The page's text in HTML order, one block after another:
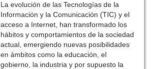
La evolución de las Tecnologías de la
Información y la Comunicación (TIC) y el
acceso a Internet, han transformado los
hábitos y comportamientos de la sociedad
actual, emergiendo nuevas posibilidades
en ámbitos como la educación, el
gobierno, la industria y por supuesto la